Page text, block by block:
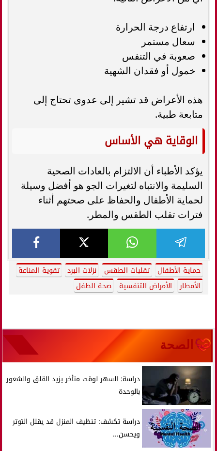
ارتفاع درجة الحرارة
سعال مستمر
صعوبة في التنفس
خمول أو فقدان الشهية
هذه الأعراض قد تشير إلى عدوى تحتاج إلى
متابعة طبية.
الوقاية هي الأساس
يؤكد الأطباء أن الالتزام بالعادات الصحية
السليمة والانتباه لتغيرات الجو هو أفضل وسيلة
لحماية الأطفال والحفاظ على صحتهم أثناء
فترات تقلب الطقس والمطر.
حماية الأطفال تقلبات الطقس نزلات البرد
تقوية المناعة
الأمطار
الأمراض التنفسية صحة الطفل
الصحة
دراسة: السهر لوقت متأخر يزيد القلق والشعور
بالوحدة
دراسة تكشف: تنظيف المنزل قد يقلل التوتر
ويحسن...